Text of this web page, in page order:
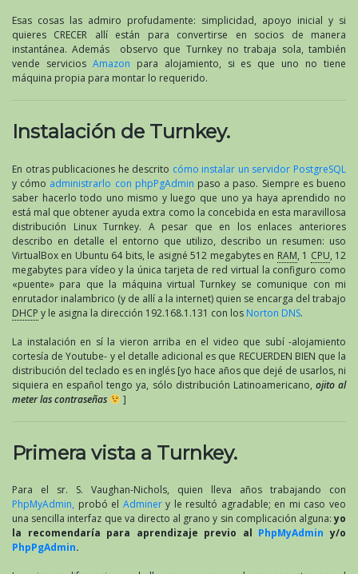
Esas cosas las admiro profudamente: simplicidad, apoyo inicial y si
quieres CRECER allí están para convertirse en socios de manera
instantánea. Además observo que Turnkey no trabaja sola, también
vende servicios Amazon para alojamiento, si es que uno no tiene
máquina propia para montar lo requerido.
Instalación de Turnkey.
En otras publicaciones he descrito cómo instalar un servidor PostgreSQL
y cómo administrarlo con phpPgAdmin paso a paso. Siempre es bueno
saber hacerlo todo uno mismo y luego que uno ya haya aprendido no
está mal que obtener ayuda extra como la concebida en esta maravillosa
distribución Linux Turnkey. A pesar que en los enlaces anteriores
describo en detalle el entorno que utilizo, describo un resumen: uso
VirtualBox en Ubuntu 64 bits, le asigné 512 megabytes en RAM, 1 CPU, 12
megabytes para vídeo y la única tarjeta de red virtual la configuro como
«puente» para que la máquina virtual Turnkey se comunique con mi
enrutador inalambrico (y de allí a la internet) quien se encarga del trabajo
DHCP y le asigna la dirección 192.168.1.131 con los Norton DNS.
La instalación en sí la vieron arriba en el video que subí -alojamiento
cortesía de Youtube- y el detalle adicional es que RECUERDEN BIEN que la
distribución del teclado es en inglés [yo hace años que dejé de usarlos, ni
siquiera en español tengo ya, sólo distribución Latinoamericano, ojito al
meter las contraseñas
]
Primera vista a Turnkey.
Para el sr. S. Vaughan-Nichols, quien lleva años trabajando con
PhpMyAdmin, probó el Adminery le resultó agradable; en mi caso veo
una sencilla interfaz que va directo al grano y sin complicación alguna:yo
la recomendaría para aprendizaje previo al PhpMyAdmin y/o
PhpPgAdmin.